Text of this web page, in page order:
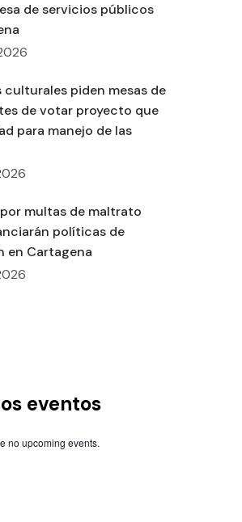
de servicios públicos
culturales piden mesas de
de votar proyecto que
para manejo de las
multas de maltrato
políticas de
en Cartagena
eventos
no upcoming events.